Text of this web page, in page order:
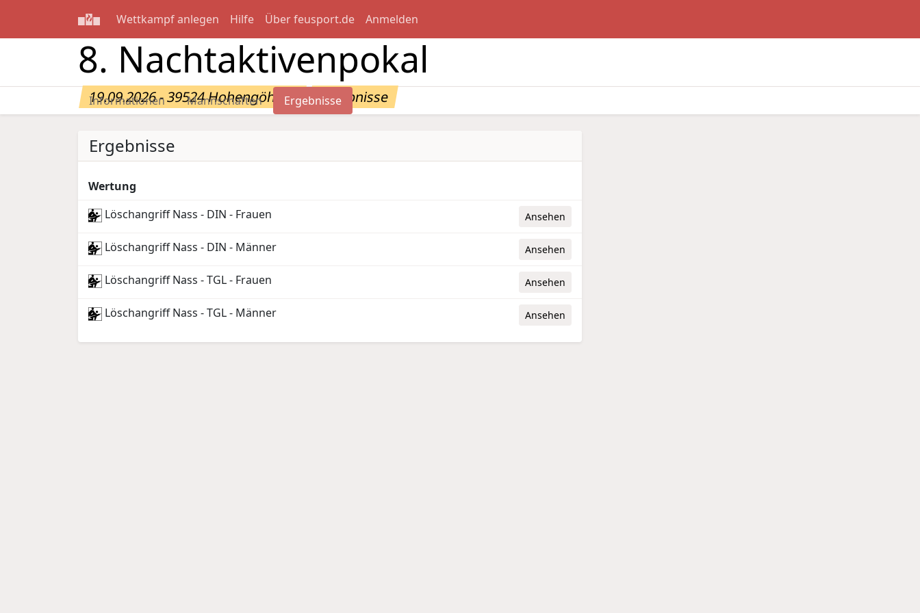
Wettkampf anlegen Hilfe Über feusport.de Anmelden
8. Nachtaktivenpokal
19.09.2026 - 39524 Hohengöhren Ergebnisse
Informationen Mannschaften Ergebnisse
Ergebnisse
Wertung
Löschangriff Nass - DIN - Frauen
Ansehen
Löschangriff Nass - DIN - Männer Ansehen
Löschangriff Nass - TGL - Frauen Ansehen
Löschangriff Nass - TGL - Männer Ansehen